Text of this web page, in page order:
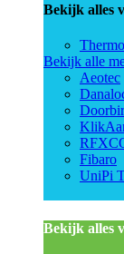
Bekijk alles
Bekijk alle
Aeotec
Fibaro
UniPi
Bekijk alles